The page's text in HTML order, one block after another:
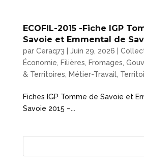
ECOFIL-2015 -Fiche IGP
Savoie et Emmental de
par Ceraq73 Juin 29, 2026
Économie
Filières Fromages
& Territoires
Métier-Travail,
Fiches IGP Tomme de Savoie et
Savoie 2015 –...